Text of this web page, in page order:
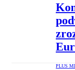
PLUS